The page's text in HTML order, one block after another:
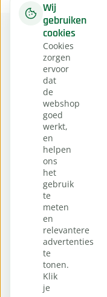
Wij
gebruiken
cookies
Cookies
zorgen
ervoor
dat
de
webshop
goed
werkt,
en
helpen
ons
het
gebruik
te
meten
en
relevantere
advertenties
te
tonen.
Klik
je